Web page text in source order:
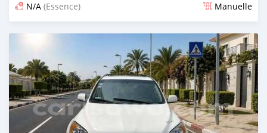
N/A (Essence) Manuelle
Publié il y a 4 jours